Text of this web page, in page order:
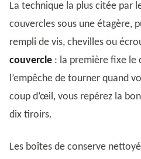
La technique la plus citée par
couvercles sous une étagère,
rempli de vis, chevilles ou
couvercle : la première fixe le
l’empêche de tourner quand
coup d’œil, vous repérez la
dix tiroirs.
Les boîtes de conserve